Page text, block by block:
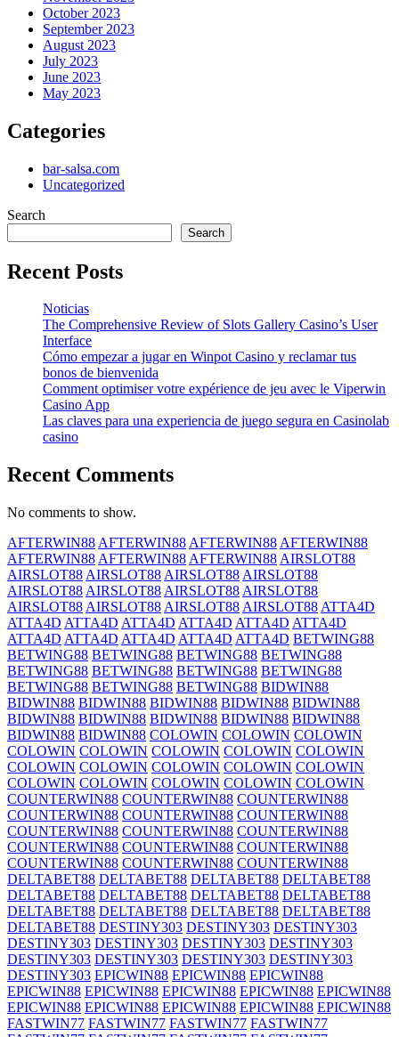
October 2023
September 2023
August 2023
July 2023
June 2023
May 2023
Categories
bar-salsa.com
Uncategorized
Search
Search
Recent Posts
Noticias
The Comprehensive Review of Slots Gallery Casino’s User
Interface
Cómo empezar a jugar en Winpot Casino y reclamar tus
bonos de bienvenida
Comment optimiser votre expérience de jeu avec le Viperwin
Casino App
Las claves para una experiencia de juego segura en Casinolab
casino
Recent Comments
No comments to show.
AFTERWIN88 AFTERWIN88 AFTERWIN88 AFTERWIN88
AFTERWIN88 AFTERWIN88 AFTERWIN88 AIRSLOT88
AIRSLOT88 AIRSLOT88 AIRSLOT88 AIRSLOT88
AIRSLOT88 AIRSLOT88 AIRSLOT88 AIRSLOT88
AIRSLOT88 AIRSLOT88 AIRSLOT88 AIRSLOT88 ATTA4D
ATTA4D ATTA4D ATTA4D ATTA4D ATTA4D ATTA4D
ATTA4D ATTA4D ATTA4D ATTA4D ATTA4D BETWING88
BETWING88 BETWING88 BETWING88 BETWING88
BETWING88 BETWING88 BETWING88 BETWING88
BETWING88 BETWING88 BETWING88 BIDWIN88
BIDWIN88 BIDWIN88 BIDWIN88 BIDWIN88 BIDWIN88
BIDWIN88 BIDWIN88 BIDWIN88 BIDWIN88 BIDWIN88
BIDWIN88 BIDWIN88 COLOWIN COLOWIN COLOWIN
COLOWIN COLOWIN COLOWIN COLOWIN COLOWIN
COLOWIN COLOWIN COLOWIN COLOWIN COLOWIN
COLOWIN COLOWIN COLOWIN COLOWIN COLOWIN
COUNTERWIN88 COUNTERWIN88 COUNTERWIN88
COUNTERWIN88 COUNTERWIN88 COUNTERWIN88
COUNTERWIN88 COUNTERWIN88 COUNTERWIN88
COUNTERWIN88 COUNTERWIN88 COUNTERWIN88
COUNTERWIN88 COUNTERWIN88 COUNTERWIN88
DELTABET88 DELTABET88 DELTABET88 DELTABET88
DELTABET88 DELTABET88 DELTABET88 DELTABET88
DELTABET88 DELTABET88 DELTABET88 DELTABET88
DELTABET88 DESTINY303 DESTINY303 DESTINY303
DESTINY303 DESTINY303 DESTINY303 DESTINY303
DESTINY303 DESTINY303 DESTINY303 DESTINY303
DESTINY303 EPICWIN88 EPICWIN88 EPICWIN88
EPICWIN88 EPICWIN88 EPICWIN88 EPICWIN88 EPICWIN88
EPICWIN88 EPICWIN88 EPICWIN88 EPICWIN88 EPICWIN88
FASTWIN77 FASTWIN77 FASTWIN77 FASTWIN77